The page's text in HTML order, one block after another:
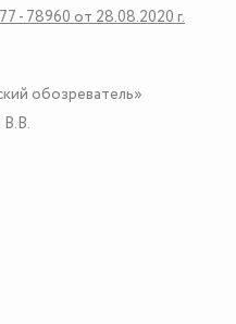
78960 от 28.08.2020 г.
обозреватель»
В.В.